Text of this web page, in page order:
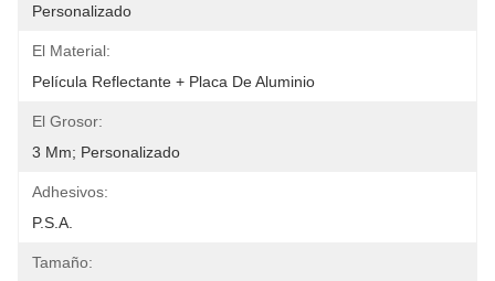
Personalizado
El Material:
Película Reflectante + Placa De Aluminio
El Grosor:
3 Mm; Personalizado
Adhesivos:
P.S.A.
Tamaño: